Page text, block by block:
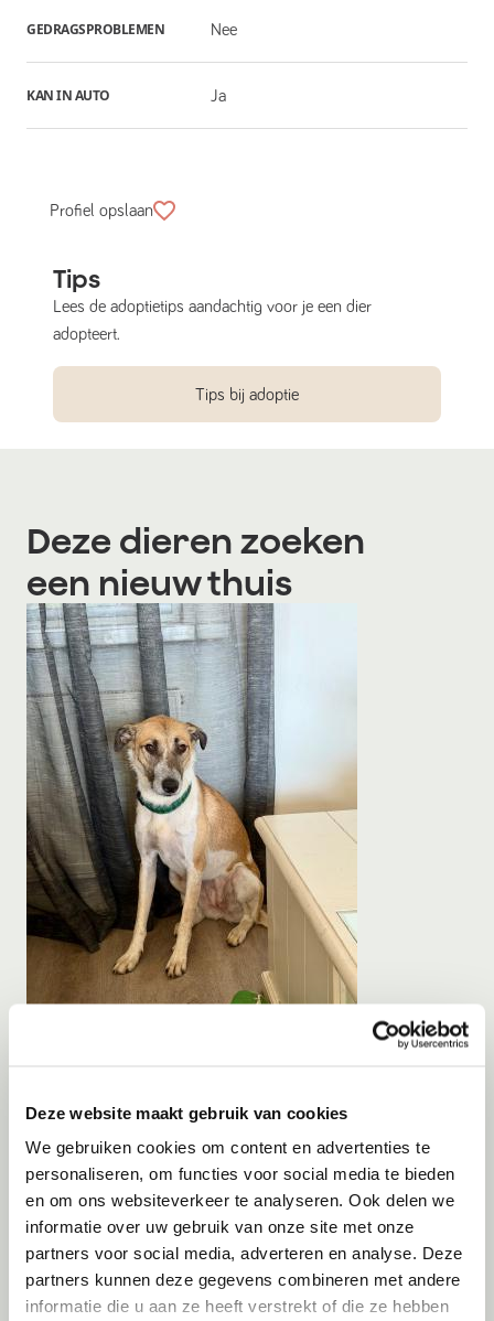
Deze website maakt gebruik van cookies
We gebruiken cookies om content en advertenties te
personaliseren, om functies voor social media te bieden
en om ons websiteverkeer te analyseren. Ook delen we
informatie over uw gebruik van onze site met onze
partners voor social media, adverteren en analyse. Deze
partners kunnen deze gegevens combineren met andere
informatie die u aan ze heeft verstrekt of die ze hebben
GEDRAGSPROBLEMEN Nee
KAN IN AUTO Ja
Profiel opslaan
Tips
Lees de adoptietips aandachtig voor je een dier
adopteert.
Tips bij adoptie
Deze dieren zoeken
een nieuw thuis